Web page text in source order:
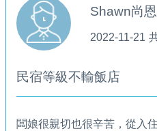
Shawn尚恩
2022-11-21
民宿等級不輸飯店
闆娘很親切也很辛苦，從入